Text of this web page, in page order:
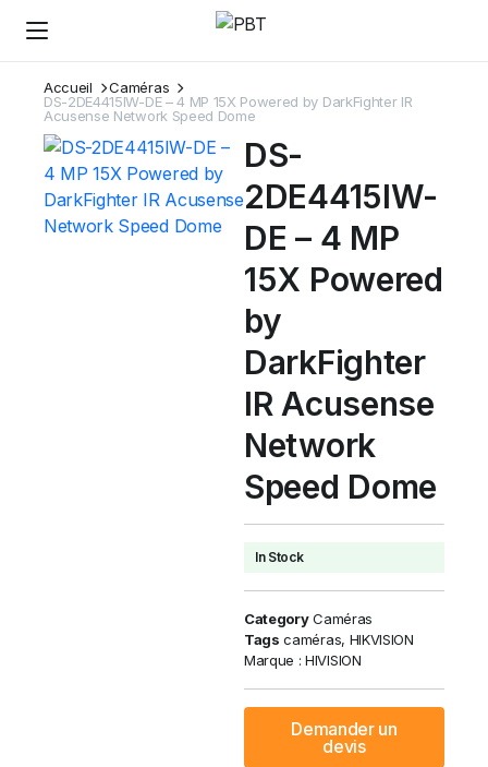
Accueil
Caméras
DS-2DE4415IW-DE – 4 MP 15X Powered by DarkFighter IR
Acusense Network Speed Dome
DS-
2DE4415IW-
DE – 4 MP
15X Powered
by
DarkFighter
IR Acusense
Network
Speed Dome
In Stock
Category Caméras
Tags caméras, HIKVISION
Marque :HIVISION
Demander un
devis